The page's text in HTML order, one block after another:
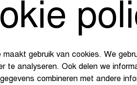
maakt gebruik van cookies. We
te analyseren. Ook delen we
combineren met andere